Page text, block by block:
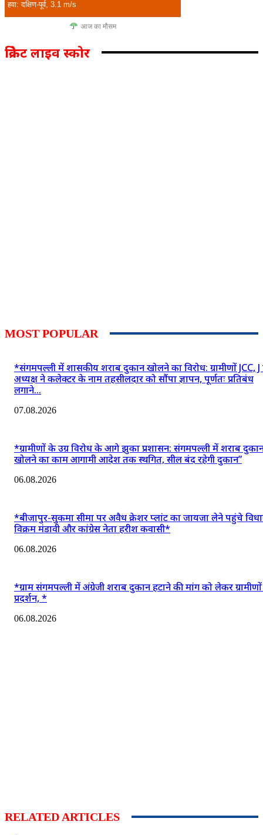
हवा: दक्षिण-पूर्व, 3.1 m/s
आज का मौसम
क्रिकेट लाइव स्कोर
MOST POPULAR
*संगमपल्ली में शासकीय शराब दुकान खोलने का विरोध: ग्रामीणों JCC, J
अध्यक्ष ने कलेक्टर के नाम तहसीलदार को सौंपा ज्ञापन, पूर्णतः प्रतिबंध
लगाने...
07.08.2026
*ग्रामीणों के उग्र विरोध के आगे झुका प्रशासन: संगमपल्ली में शराब
खोलने का काम आगामी आदेश तक स्थगित, सील बंद रहेगी दुकान”
06.08.2026
*बीजापुर-सुकमा सीमा पर अवैध क्रेशर प्लांट का जायजा लेने पहुंचे
विक्रम मंडावी और कांग्रेस नेता हरीश कवासी*
06.08.2026
*ग्राम संगमपल्ली में अंग्रेजी शराब दुकान हटाने की मांग को लेकर
प्रदर्शन, *
06.08.2026
RELATED ARTICLES